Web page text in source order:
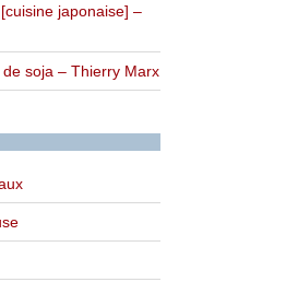
japonaise] –
de soja – Thierry Marx